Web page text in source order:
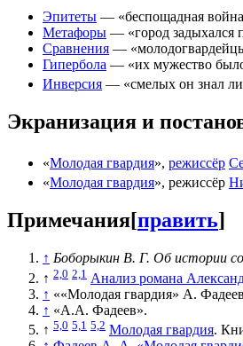
Эпитеты — «беспощадная
Метафоры — «город задыхался
Сравнения —
Гипербола — «их мужество
Инверсия — «смелых он знал
Экранизация и
«Молодая гвардия», режиссёр
«Молодая гвардия», режиссёр
Примечания[править]
↑ Боборыкин В. Г. Об истории
↑ 2,0 2,1 Анализ романа
↑ ««Молодая гвардия» А.
↑ «А.А. Фадеев».
↑ 5,0 5,1 5,2 Молодая гвардия.